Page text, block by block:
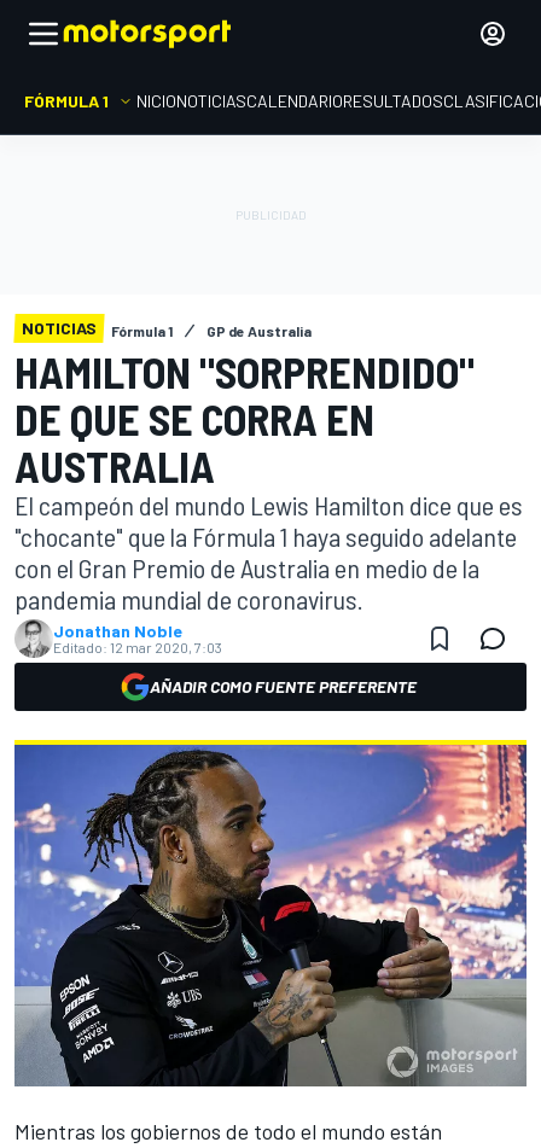
FÓRMULA 1 INICIONOTICIASCALENDARIORESULTADOS
NOTICIAS Fórmula 1 GP de Australia
HAMILTON "SORPRENDIDO"
DE QUE SE CORRA EN
AUSTRALIA
El campeón del mundo Lewis Hamilton dice que es
"chocante" que la Fórmula 1 haya seguido adelante
con el Gran Premio de Australia en medio de la
pandemia mundial de coronavirus.
Jonathan Noble
Editado: 12 mar 2020, 7:03
AÑADIR COMO FUENTE PREFERENTE
Mientras los gobiernos de todo el mundo están